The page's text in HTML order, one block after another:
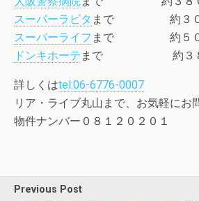
スーパーラピタ まで 約３０
スーパーライフ まで 約５０
ドンキホーテ まで 約３８
詳しくはtel:06-6776-0007
リア・ライブ丸山まで、お気軽にお
物件ナンバー０８１２０２０１
Previous Post